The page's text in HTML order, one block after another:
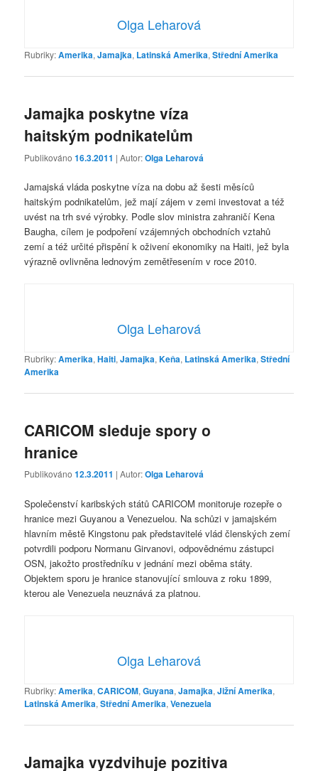
Olga Leharová
Rubriky:Amerika,Jamajka, Latinská Amerika,Střední Amerika
Jamajka poskytne víza
haitským podnikatelům
Publikováno16.3.2011 | Autor:Olga Leharová
Jamajská vláda poskytne víza na dobu až šesti měsíců
haitským podnikatelům, jež mají zájem v zemi investovat a též
uvést na trh své výrobky. Podle slov ministra zahraničí Kena
Baugha, cílem je podpoření vzájemných obchodních vztahů
zemí a též určité přispění k oživení ekonomiky na Haiti, jež byla
výrazně ovlivněna lednovým zemětřesením v roce 2010.
Olga Leharová
Rubriky:Amerika,Haiti,Jamajka,Keňa, Latinská Amerika,Střední
Amerika
CARICOM sleduje spory o
hranice
Publikováno12.3.2011 | Autor:Olga Leharová
Společenství karibských států CARICOM monitoruje rozepře o
hranice mezi Guyanou a Venezuelou. Na schůzi v jamajském
hlavním městě Kingstonu pak představitelé vlád členských zemí
potvrdili podporu Normanu Girvanovi, odpovědnému zástupci
OSN, jakožto prostředníku v jednání mezi oběma státy.
Objektem sporu je hranice stanovující smlouva z roku 1899,
kterou ale Venezuela neuznává za platnou.
Olga Leharová
Rubriky:Amerika,CARICOM,Guyana,Jamajka,Jižní Amerika,
Latinská Amerika,Střední Amerika,Venezuela
Jamajka vyzdvihuje pozitiva